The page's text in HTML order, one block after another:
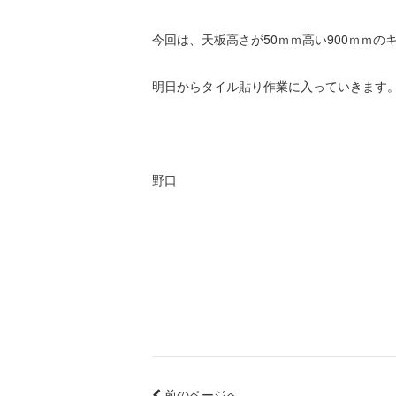
今回は、天板高さが50ｍｍ高い900ｍｍのキ
明日からタイル貼り作業に入っていきます。
野口